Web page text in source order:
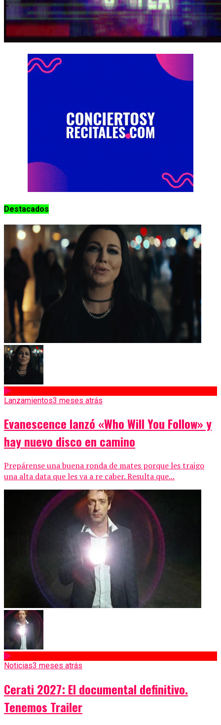
Destacados
Lanzamientos3 meses atrás
Evanescence lanzó «Who Will You Follow» y
hay nuevo disco en camino
Prepárense una buena ronda de mates porque les traigo
una alta data que les va a re caber. Resulta que...
Noticias3 meses atrás
Cerati 2027: El documental definitivo.
Tenemos Trailer